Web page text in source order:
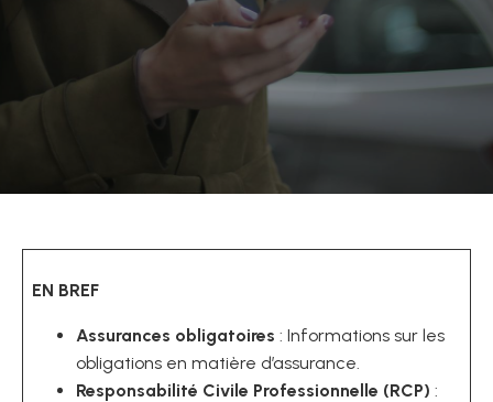
EN BREF
Assurances obligatoires : Informations sur les
obligations en matière d’assurance.
Responsabilité Civile Professionnelle (RCP) :